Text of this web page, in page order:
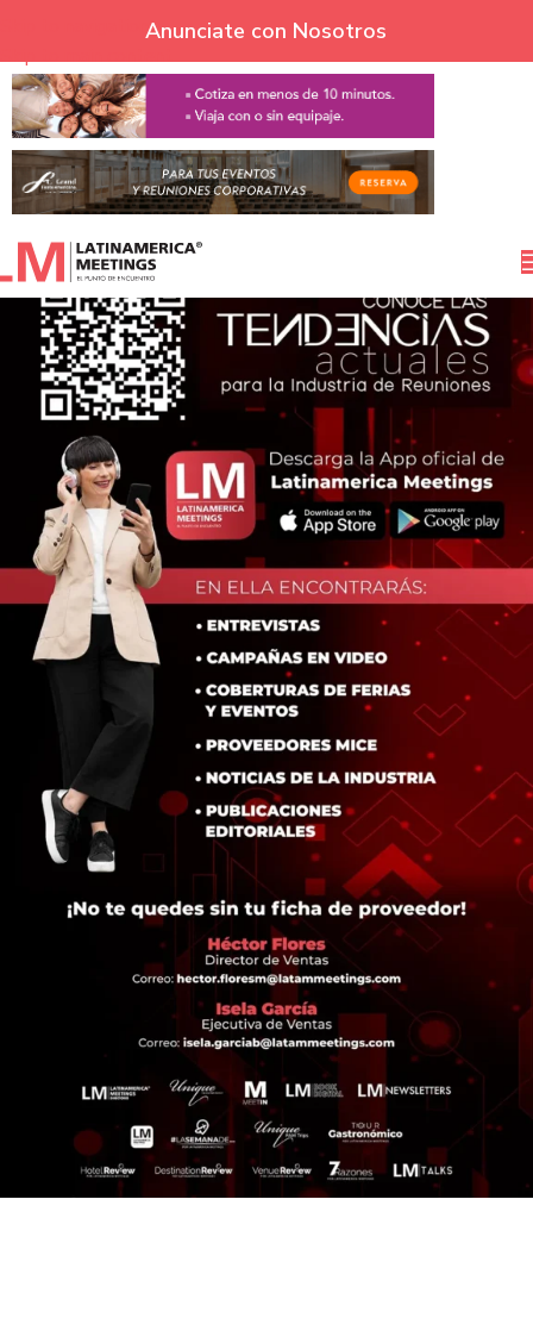
Skip to navigation
Skip to main content
Anunciate con Nosotros